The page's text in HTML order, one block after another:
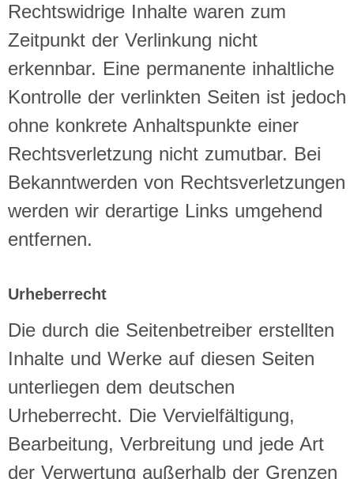
Rechtswidrige Inhalte waren zum
Zeitpunkt der Verlinkung nicht
erkennbar. Eine permanente inhaltliche
Kontrolle der verlinkten Seiten ist jedoch
ohne konkrete Anhaltspunkte einer
Rechtsverletzung nicht zumutbar. Bei
Bekanntwerden von Rechtsverletzungen
werden wir derartige Links umgehend
entfernen.
Urheberrecht
Die durch die Seitenbetreiber erstellten
Inhalte und Werke auf diesen Seiten
unterliegen dem deutschen
Urheberrecht. Die Vervielfältigung,
Bearbeitung, Verbreitung und jede Art
der Verwertung außerhalb der Grenzen